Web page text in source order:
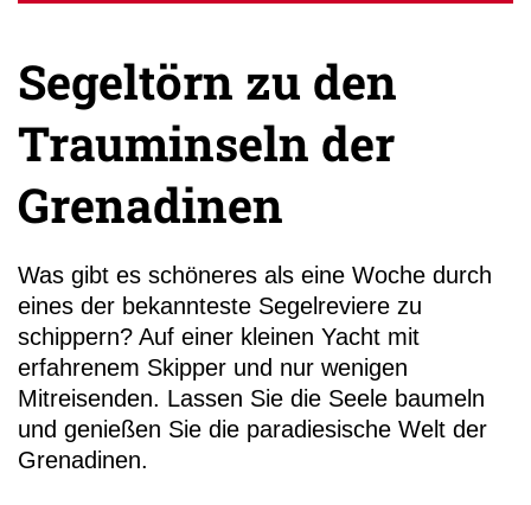
Segeltörn zu den
Trauminseln der
Grenadinen
Was gibt es schöneres als eine Woche durch
eines der bekannteste Segelreviere zu
schippern? Auf einer kleinen Yacht mit
erfahrenem Skipper und nur wenigen
Mitreisenden. Lassen Sie die Seele baumeln
und genießen Sie die paradiesische Welt der
Grenadinen.